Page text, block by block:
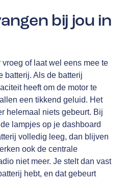
bij jou in
vroeg of laat wel eens mee te
batterij. Als de batterij
heeft om de motor te
een tikkend geluid. Het
helemaal niets gebeurt. Bij
lampjes op je dashboard
volledig leeg, dan blijven
ook de centrale
niet meer. Je stelt dan vast
hebt, en dat gebeurt